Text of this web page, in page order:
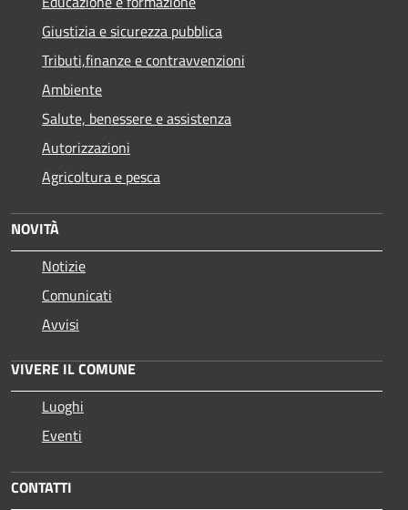
Giustizia e sicurezza pubblica
Tributi,finanze e contravvenzioni
Ambiente
Salute, benessere e assistenza
Autorizzazioni
Agricoltura e pesca
NOVITÀ
Notizie
Comunicati
Avvisi
VIVERE IL COMUNE
Luoghi
Eventi
CONTATTI